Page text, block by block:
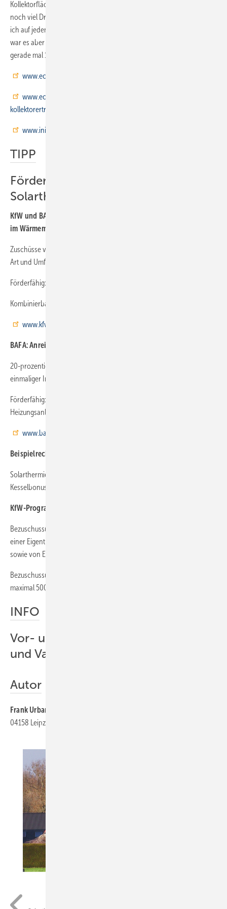
Kollektorflächen, weil sie im Sommer überhitzen könnten. Hier wäre
noch viel Druck vom Kunden nötig. Wenn ich eine Anlage baue, will
ich auf jeden Fall 50 % solaren Deckungsgrad. In der Vergangenheit
war es aber meist üblich, kleine Warmwasseranlagen zu machen, die
gerade mal 10 % des Verbrauchs abdecken.“
www.ecoquent-positions.com/die-besten-solarkollektor-liste
www.ecoquent-positions.com/wie-findet-man-den-
kollektorertrag-der-solaranlage-kwh
www.initiative-sonnenheizung.com
TIPP
Fördermöglichkeiten für
Solarthermie
KfW und BAFA: Maßnahmen zur Nutzung erneuerbarer Energien
im Wärmemarkt (MAP)
Zuschüsse von bis zu 50 % der förderfähigen Kosten, abhängig von
Art und Umfang des Vorhabens
Förderfähig: Solarkollektoranlagen
Kombinierbar mit APEE
www.kfw.de
BAFA: Anreizprogramm Energieeffizienz (APEE)
20-prozentiger Zuschuss in Höhe des MAP-Zuschusses und
einmaliger Investitionszuschuss von 600 Euro
Förderfähig: Solarkollektoranlagen, Optimierung der gesamten
Heizungsanlage
www.bafa.de
Beispielrechnung MAP und APEE
Solarthermieanlage mit Kesseltausch: Basisförderung 2000 Euro,
Kesselbonus 500 Euro, darauf Zuschuss von 20 % (APEE) = 3000 Euro
KfW-Programm Energieeffizient Sanieren – Investitionszuschuss
Bezuschussung des Kaufs eines energetisch sanierten Gebäudes oder
einer Eigentumswohnung und der Sanierung zum KfW-Effizienzhaus
sowie von Einzelmaßnahmen an Wohngebäuden
Bezuschussung bei Einzelmaßnahmen: 10 % der förderfähigen Kosten,
maximal 5000 Euro pro Wohneinheit
INFO
Vor- und Nachteile Flachkollektoren
und Vakuumröhren
Autor
Frank Urbansky
04158 Leipzig, Telefon (01 71) 5 25 32 79,